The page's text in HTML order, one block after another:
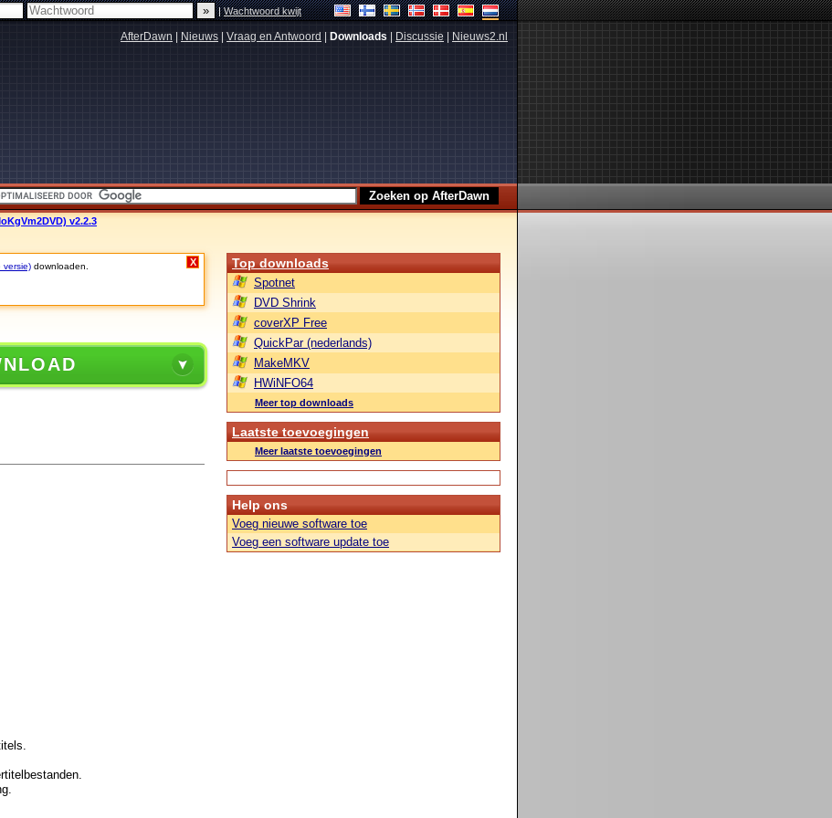
|Wachtwoord kwijt
AfterDawn Nieuws Vraag en Antwoord Downloads Discussie Nieuws2.nl
v2.2.3
versie) downloaden. X Top downloads
Spotnet
DVD Shrink
coverXP Free
QuickPar (nederlands)
MakeMKV
HWiNFO64
Meer top downloads
Laatste toevoegingen
Meer laatste toevoegingen
Help ons
Voeg nieuwe software toe
Voeg een software update toe